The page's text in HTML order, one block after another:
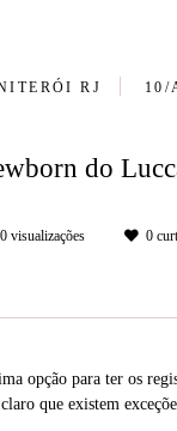
RJ 10/
do
visualizações 0
opção para ter os
que existem